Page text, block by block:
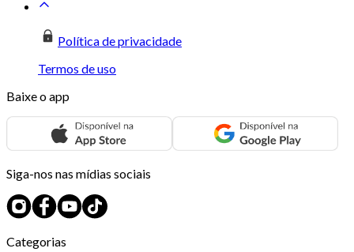
Política de privacidade
Termos de uso
Baixe o app
Siga-nos nas mídias sociais
Categorias